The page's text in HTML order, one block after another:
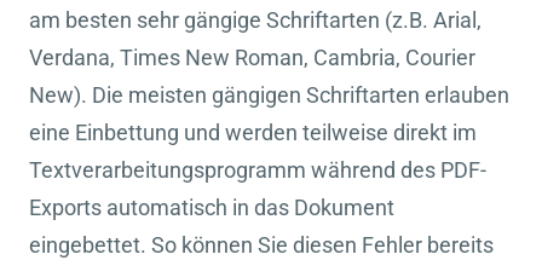
am besten sehr gängige Schriftarten (z.B. Arial,
Verdana, Times New Roman, Cambria, Courier
New). Die meisten gängigen Schriftarten erlauben
eine Einbettung und werden teilweise direkt im
Textverarbeitungsprogramm während des PDF-
Exports automatisch in das Dokument
eingebettet. So können Sie diesen Fehler bereits